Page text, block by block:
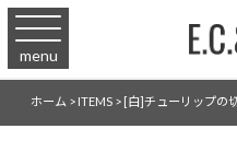
menu
ホーム>ITEMS>[白]チューリップの